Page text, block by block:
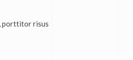
porttitor risus